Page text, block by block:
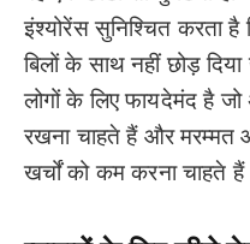
इंश्योरेंस सुनिश्चित करता है
बिलों के साथ नहीं छोड़
लोगों के लिए फायदेमंद है जो
रखना चाहते हैं और मरम्मत
खर्चों को कम करना चाहते